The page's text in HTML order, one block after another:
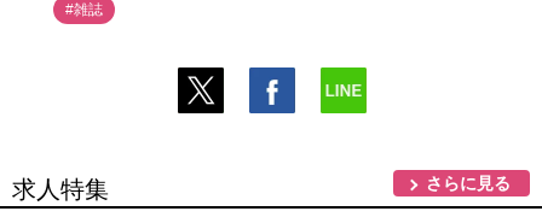
#雑誌
求人特集 さらに見る